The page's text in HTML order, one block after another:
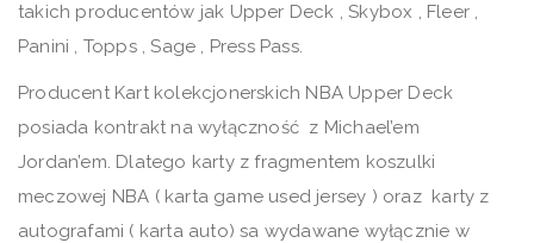
takich producentów jak Upper Deck , Skybox , Fleer ,
Panini , Topps , Sage , Press Pass.
Producent Kart kolekcjonerskich NBA Upper Deck
posiada kontrakt na wyłączność z Michael’em
Jordan’em. Dlatego karty z fragmentem koszulki
meczowej NBA ( karta game used jersey ) oraz karty z
autografami ( karta auto) sa wydawane wyłącznie w